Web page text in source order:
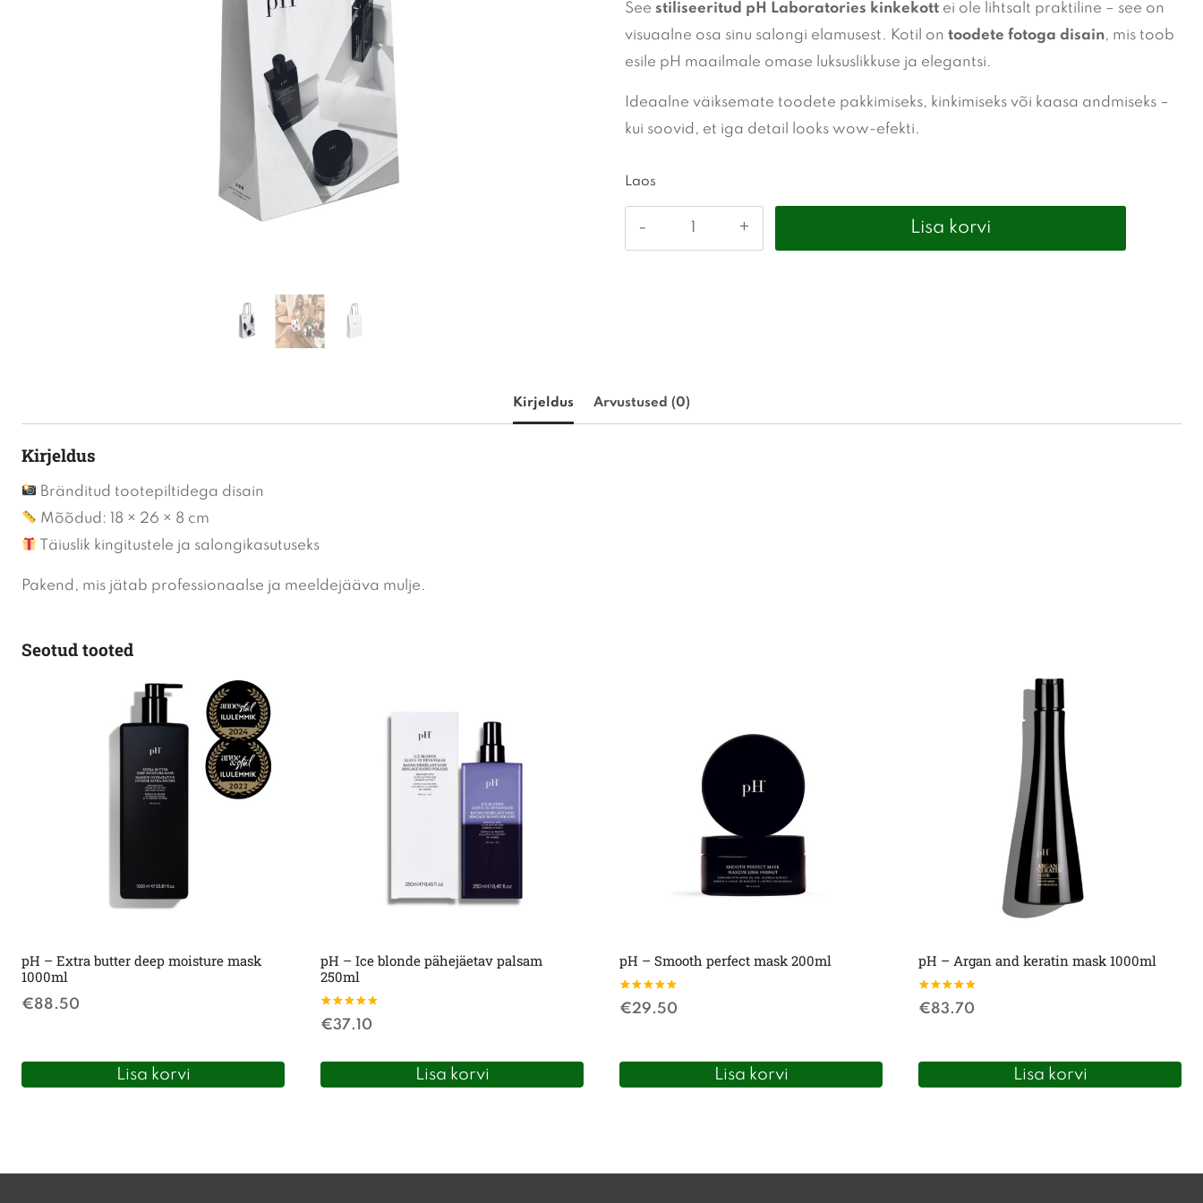
See stiliseeritud pH Laboratories kinkekottei ole lihtsalt praktiline – see on
visuaalne osa sinu salongi elamusest. Kotil on toodete fotoga disain, mis toob
esile pH maailmale omase luksuslikkuse ja elegantsi.
Ideaalne väiksemate toodete pakkimiseks, kinkimiseks või kaasa andmiseks –
kui soovid, et iga detail looks wow-efekti.
Laos
laboratories
Lisa korvi
Kirjeldus Arvustused (0)
Kirjeldus
Bränditud tootepiltidega disain
Mõõdud: 18 × 26 × 8 cm
Täiuslik kingitustele ja salongikasutuseks
Pakend, mis jätab professionaalse ja meeldejääva mulje.
Seotud tooted
pH – Extra butter deep moisture mask
1000ml
€88.50
Lisa korvi
pH – Ice blonde pähejäetav palsam
250ml
Hinnanguga
5.00
€37.10
Lisa korvi
pH – Smooth perfect mask 200ml
Hinnanguga
5.00
€29.50
Lisa korvi
pH – Argan and keratin mask 1000ml
Hinnanguga
5.00
€83.70
Lisa korvi